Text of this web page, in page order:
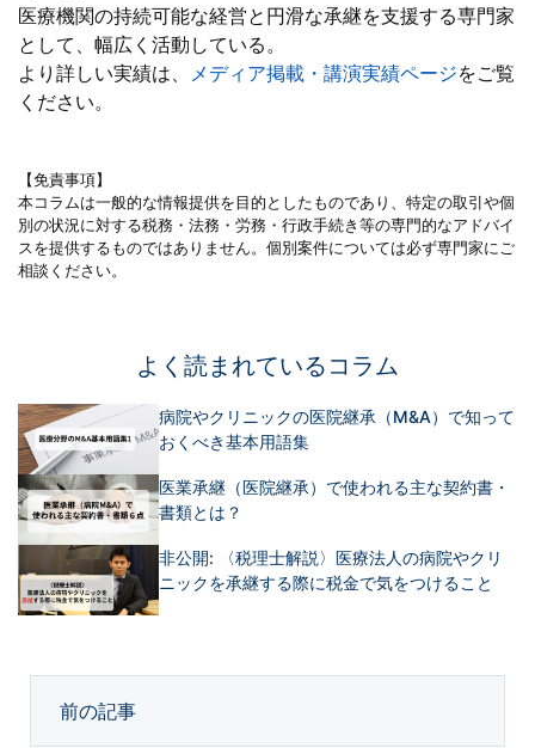
医療機関の持続可能な経営と円滑な承継を支援する専門家
として、幅広く活動している。
より詳しい実績は、
メディア掲載・講演実績ページをご覧
ください。
【免責事項】
本コラムは一般的な情報提供を目的としたものであり、特定の取引や個
別の状況に対する税務・法務・労務・行政手続き等の専門的なアドバイ
スを提供するものではありません。個別案件については必ず専門家にご
相談ください。
よく読まれているコラム
病院やクリニックの医院継承（M&A）で知って
おくべき基本用語集
医業承継（医院継承）で使われる主な契約書・
書類とは？
非公開: 〈税理士解説〉医療法人の病院やクリ
ニックを承継する際に税金で気をつけること
前の記事